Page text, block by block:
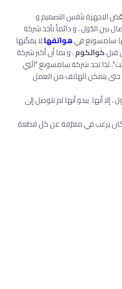
الاجهزة بنَفس التصميم و
بين الدّول ، و دائماً نأخذ شركة
سامسونغ فيهواتفهالا يمكّنها
كوالكوم، و بما أن أكبر شركة
لذا تجد شركة سامسونغ "الَتِي
حتى يتمكن الهاتف من العمل
أنها يبدو أنها لم تتوصل إلى
كان يرغب في معرّفة عن كل قطعة